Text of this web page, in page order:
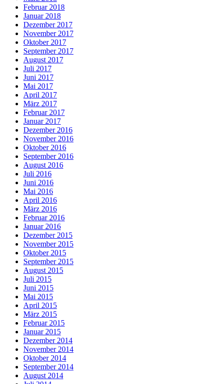
Februar 2018
Januar 2018
Dezember 2017
November 2017
Oktober 2017
September 2017
August 2017
Juli 2017
Juni 2017
Mai 2017
April 2017
März 2017
Februar 2017
Januar 2017
Dezember 2016
November 2016
Oktober 2016
September 2016
August 2016
Juli 2016
Juni 2016
Mai 2016
April 2016
März 2016
Februar 2016
Januar 2016
Dezember 2015
November 2015
Oktober 2015
September 2015
August 2015
Juli 2015
Juni 2015
Mai 2015
April 2015
März 2015
Februar 2015
Januar 2015
Dezember 2014
November 2014
Oktober 2014
September 2014
August 2014